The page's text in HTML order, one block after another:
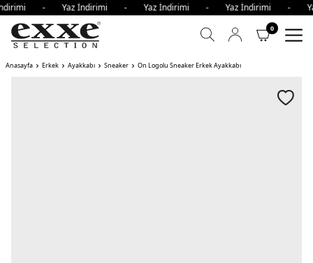
- Yaz İndirimi - Yaz İndirimi - Yaz
0
Anasayfa Erkek Ayakkabı Sneaker On Logolu Sneaker Erkek Ayakkabı